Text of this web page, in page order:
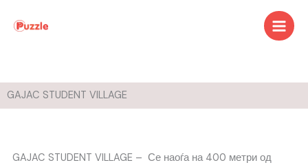
GAJAC STUDENT VILLAGE
GAJAC STUDENT VILLAGE – Се наоѓа на 400 метри од